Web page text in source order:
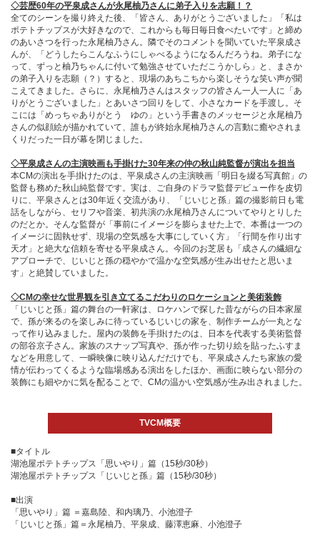
◇芸歴60年の平泉成さんが永尾柚乃さんに弟子入りを志願！？
全てのシーンを撮り終えた後、「皆さん、ありがとうございました」「私は
ポテトチップスが大好きなので、これからも毎日毎日食べたいです」と締め
のあいさつを行った永尾柚乃さん。隣でそのコメントを聞いていた平泉成さ
んが、「どうしたらこんなふうにしゃべるようになるんだろうね。弟子にな
って、ずっと柚乃ちゃんに付いて勉強させていただこうかしら」と、まさか
の弟子入りを志願（？）すると、現場のあちこちから楽しそうな笑い声が聞
こえてきました。さらに、永尾柚乃さんはスタッフの皆さん一人一人に「あ
りがとうございました」とあいさつ回りをして、小さなカードを手渡し。そ
こには「めっちゃありがとう ゆの」という手書きのメッセージと永尾柚乃
さんの似顔絵が描かれていて、誰もが終始永尾柚乃さんの言動に癒やされま
くりだった一日が幕を閉じました。
◇平泉成さんの主演映画も手掛けた30年来の仲の秋山純監督が演出を担当
本CMの演出を手掛けたのは、平泉成さんの主演映画「明日を綴る写真館」の
監督も務めた秋山純監督です。実は、ご自身のドラマ監督デビュー作を皮切
りに、平泉さんとは30年近く交流があり、「じいじと孫」篇の撮影前日も電
話をしながら、セリフや音楽、初共演の永尾柚乃さんについてやりとりした
のだとか。そんな監督が「事前にイメージを膨らませた上で、本番は一つの
イメージに固執せず、現場の空気感を大事にしていく方」「行間を作り出す
天才」と絶大な信頼を寄せる平泉成さん。今回のお芝居も「成さんの繊細な
アプローチで、じいじと孫の穏やかで温かな空気感が生み出せたと思いま
す」と絶賛していました。
◇CMの幸せな世界観を引き立てるこだわりのロケーションと美術装飾
「じいじと孫」篇の舞台の一軒家は、ロケハンで探した昔ながらの日本家屋
で、孫が来るのを楽しみに待っているじいじの家を、制作チームが一丸とな
って作り込みました。屋内の装飾を手掛けたのは、日本を代表する美術監督
の部谷京子さん。家族のスナップ写真や、孫が作った切り絵を貼ったふすま
などを用意して、一瞬映像に映り込んだだけでも、平泉成さんたち家族の愛
情が伝わってくるような臨場感ある演出をしたほか、画面に映らない部分の
装飾にも細やかに気を配ることで、CMの温かい空気感が生み出されました。
TVCM概要
■タイトル
湖池屋ポテトチップス「思いやり」篇（15秒/30秒）
湖池屋ポテトチップス「じいじと孫」篇（15秒/30秒）
■出演
「思いやり」篇 ＝嘉島陸、和内璃乃、小池澄子
「じいじと孫」篇＝永尾柚乃、平泉成、藤澤恵麻、小池澄子